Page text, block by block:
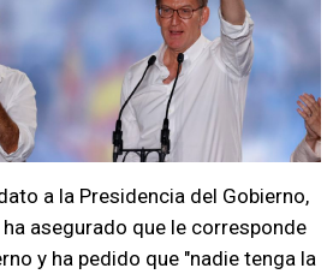
a la Presidencia del Gobierno,
asegurado que le corresponde
y ha pedido que "nadie tenga la